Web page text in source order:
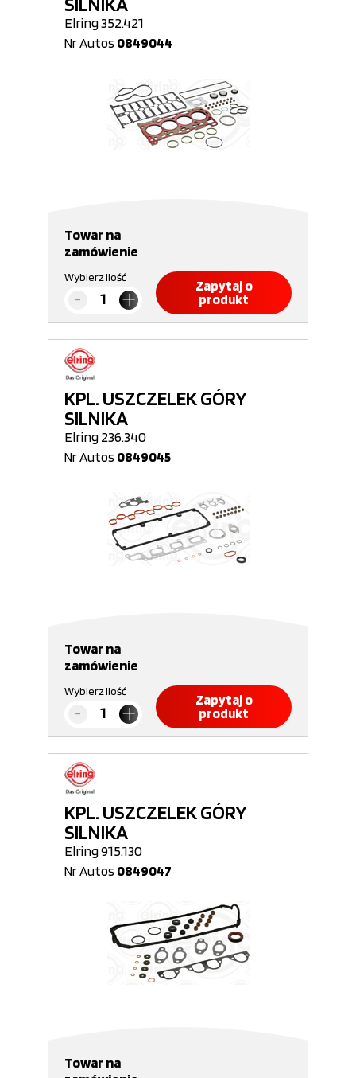
Elring 352.421
Nr Autos 0849044
Towar na
zamówienie
Wybierz ilość
Zapytaj o
produkt
KPL. USZCZELEK GÓRY
SILNIKA
Elring 236.340
Nr Autos 0849045
Towar na
zamówienie
Wybierz ilość
Zapytaj o
produkt
KPL. USZCZELEK GÓRY
SILNIKA
Elring 915.130
Nr Autos 0849047
Towar na